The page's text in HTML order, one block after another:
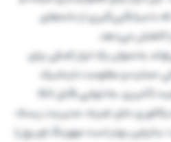
با میانگین‌گیری از داده‌های
کاهش می‌دهد.
به‌عنوان یک ابزار کمکی برای
حمایت و مقاومت داینامیک
تأخیری، به‌تنهایی قابل اتکا
جای تجربه، مدیریت ریسک
بنابراین بهتر است مووینگ اوریج را